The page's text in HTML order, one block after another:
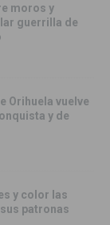
moros y
guerrilla de
Orihuela vuelve
y de
y color las
patronas